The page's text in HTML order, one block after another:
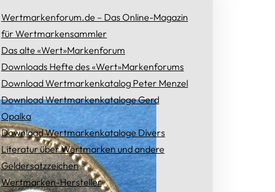
Wertmarkenforum.de – Das Online-Magazin
für Wertmarkensammler
Das alte «Wert»Markenforum
Downloads Hefte des «Wert»Markenforums
Download Wertmarkenkatalog Peter Menzel
Download Wertmarkenkataloge Gerd
Opalka
Download Wertmarkenkataloge Divers
Literatur über Wertmarken und andere
Geldersatzzeichen
Wertmarken-Hersteller